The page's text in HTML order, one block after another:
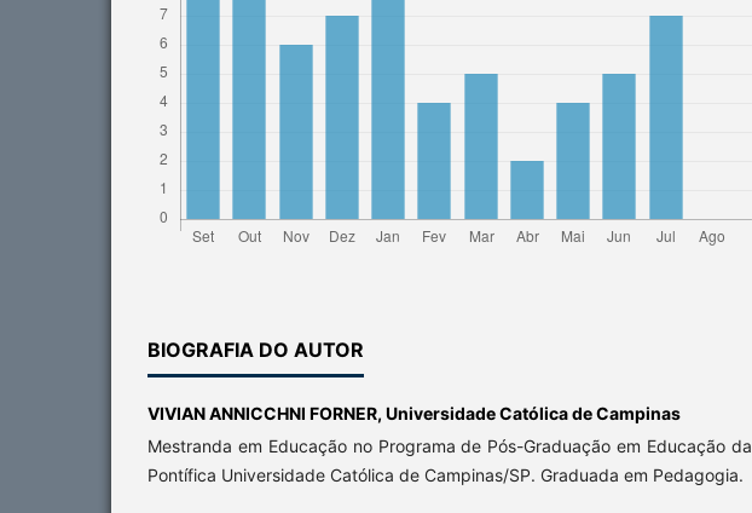
BIOGRAFIA DO AUTOR
VIVIAN ANNICCHNI FORNER, Universidade Católica de Campinas
Mestranda em Educação no Programa de Pós-Graduação em Educação da
Pontífica Universidade Católica de Campinas/SP. Graduada em Pedagogia.